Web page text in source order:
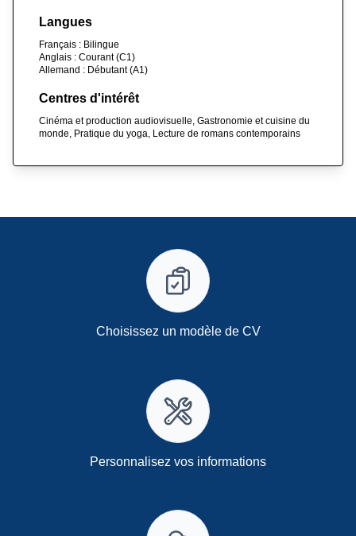
Langues
Français : Bilingue
Anglais : Courant (C1)
Allemand : Débutant (A1)
Centres d'intérêt
Cinéma et production audiovisuelle, Gastronomie et cuisine du
monde, Pratique du yoga, Lecture de romans contemporains
Choisissez un modèle de CV
Personnalisez vos informations